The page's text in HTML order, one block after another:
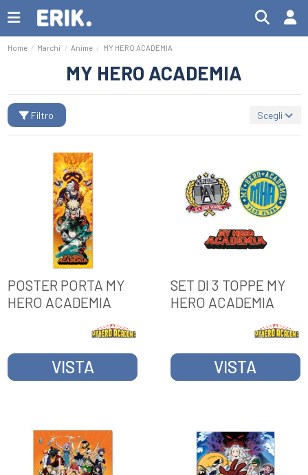
Home Marchi Anime MY HERO ACADEMIA
MY HERO ACADEMIA
Filtro Scegli
POSTER PORTA MY
HERO ACADEMIA
VISTA
SET DI 3 TOPPE MY
HERO ACADEMIA
VISTA